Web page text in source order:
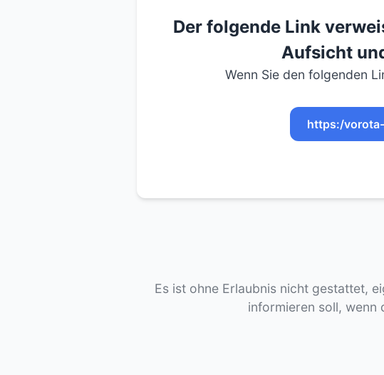
Der folgende Link
Aufsicht
Wenn Sie den folgenden
https:/
Es ist ohne Erlaubnis nicht gestattet,
informieren soll, wenn